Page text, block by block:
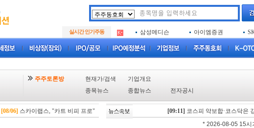
실시간 인기주동
. 두나무 한국증권금융
엑
삼성메디슨 아이엠증권
.
두나무 한국증권금융
엑
.
루켄테크놀러지 아하 플
주주토론방 현재가/검색
기업개요
종목뉴스
종합뉴스 전자공시
[08/06]스카이랩스, "카트 비피 프로" 미국 FDA 허가 임상 준비 박차 [08/05]케이앤에스아이앤씨 공
[09:11]코스피 약보합·코스닥은
* 2026-08-05 15시